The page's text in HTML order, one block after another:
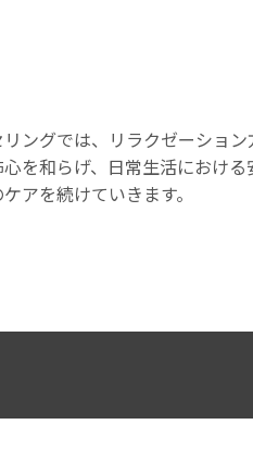
ングでは、リラクゼーション
を和らげ、日常生活における
アを続けていきます。